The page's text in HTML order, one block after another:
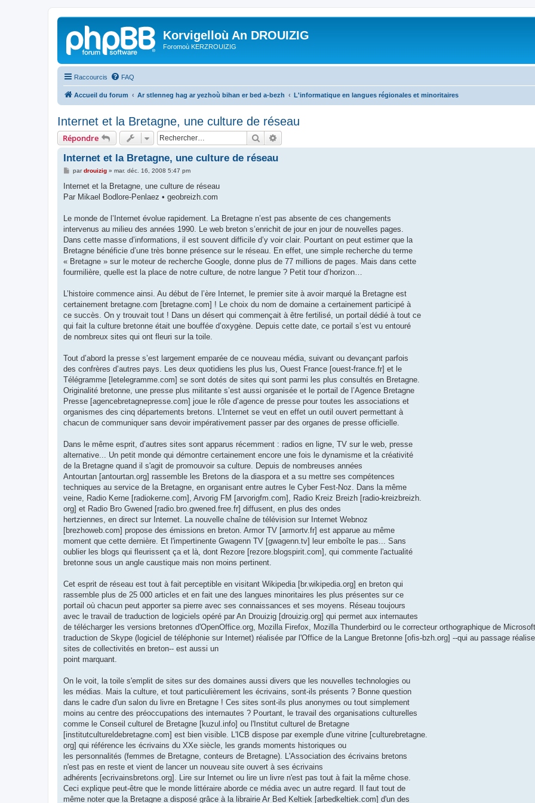
Korvigelloù An DROUIZIG
Foromoù KERZROUIZIG
Raccourcis FAQ
Accueil du forum Ar stlenneg hag ar yezhoù bihan er bed a-bezh L'informatique en langues régionales et minoritaires
Internet et la Bretagne, une culture de réseau
Répondre Rechercher
Internet et la Bretagne, une culture de réseau
M
s
a
pardrouizig» mar. déc. 16, 2008 5:47 pm
Internet et la Bretagne, une culture de réseau
Par Mikael Bodlore-Penlaez • geobreizh.com
Le monde de l’Internet évolue rapidement. La Bretagne n’est pas absente de ces changements
intervenus au milieu des années 1990. Le web breton s’enrichit de jour en jour de nouvelles pages.
Dans cette masse d’informations, il est souvent difficile d’y voir clair. Pourtant on peut estimer que la
Bretagne bénéficie d’une très bonne présence sur le réseau. En effet, une simple recherche du terme
« Bretagne » sur le moteur de recherche Google, donne plus de 77 millions de pages. Mais dans cette
fourmilière, quelle est la place de notre culture, de notre langue ? Petit tour d’horizon…
L’histoire commence ainsi. Au début de l’ère Internet, le premier site à avoir marqué la Bretagne est
certainement bretagne.com [bretagne.com] ! Le choix du nom de domaine a certainement participé à
ce succès. On y trouvait tout ! Dans un désert qui commençait à être fertilisé, un portail dédié à tout ce
qui fait la culture bretonne était une bouffée d’oxygène. Depuis cette date, ce portail s’est vu entouré
de nombreux sites qui ont fleuri sur la toile.
Tout d’abord la presse s’est largement emparée de ce nouveau média, suivant ou devançant parfois
des confrères d’autres pays. Les deux quotidiens les plus lus, Ouest France [ouest-france.fr] et le
Télégramme [letelegramme.com] se sont dotés de sites qui sont parmi les plus consultés en Bretagne.
Originalité bretonne, une presse plus militante s’est aussi organisée et le portail de l’Agence Bretagne
Presse [agencebretagnepresse.com] joue le rôle d’agence de presse pour toutes les associations et
organismes des cinq départements bretons. L’Internet se veut en effet un outil ouvert permettant à
chacun de communiquer sans devoir impérativement passer par des organes de presse officielle.
Dans le même esprit, d’autres sites sont apparus récemment : radios en ligne, TV sur le web, presse
alternative... Un petit monde qui démontre certainement encore une fois le dynamisme et la créativité
de la Bretagne quand il s'agit de promouvoir sa culture. Depuis de nombreuses années
Antourtan [antourtan.org] rassemble les Bretons de la diaspora et a su mettre ses compétences
techniques au service de la Bretagne, en organisant entre autres le Cyber Fest-Noz. Dans la même
veine, Radio Kerne [radiokerne.com], Arvorig FM [arvorigfm.com], Radio Kreiz Breizh [radio-kreizbreizh.
org] et Radio Bro Gwened [radio.bro.gwened.free.fr] diffusent, en plus des ondes
hertziennes, en direct sur Internet. La nouvelle chaîne de télévision sur Internet Webnoz
[brezhoweb.com] propose des émissions en breton. Armor TV [armortv.fr] est apparue au même
moment que cette dernière. Et l'impertinente Gwagenn TV [gwagenn.tv] leur emboîte le pas... Sans
oublier les blogs qui fleurissent ça et là, dont Rezore [rezore.blogspirit.com], qui commente l'actualité
bretonne sous un angle caustique mais non moins pertinent.
Cet esprit de réseau est tout à fait perceptible en visitant Wikipedia [br.wikipedia.org] en breton qui
rassemble plus de 25 000 articles et en fait une des langues minoritaires les plus présentes sur ce
portail où chacun peut apporter sa pierre avec ses connaissances et ses moyens. Réseau toujours
avec le travail de traduction de logiciels opéré par An Drouizig [drouizig.org] qui permet aux internautes
de télécharger les versions bretonnes d'OpenOffice.org, Mozilla Firefox, Mozilla Thunderbird ou le correcteur orthographique de
traduction de Skype (logiciel de téléphonie sur Internet) réalisée par l'Office de la Langue Bretonne [ofis-bzh.org] --qui au passage
sites de collectivités en breton-- est aussi un
point marquant.
On le voit, la toile s'emplit de sites sur des domaines aussi divers que les nouvelles technologies ou
les médias. Mais la culture, et tout particulièrement les écrivains, sont-ils présents ? Bonne question
dans le cadre d'un salon du livre en Bretagne ! Ces sites sont-ils plus anonymes ou tout simplement
moins au centre des préoccupations des internautes ? Pourtant, le travail des organisations culturelles
comme le Conseil culturel de Bretagne [kuzul.info] ou l'Institut culturel de Bretagne
[institutcultureldebretagne.com] est bien visible. L'ICB dispose par exemple d'une vitrine [culturebretagne.
org] qui référence les écrivains du XXe siècle, les grands moments historiques ou
les personnalités (femmes de Bretagne, conteurs de Bretagne). L'Association des écrivains bretons
n'est pas en reste et vient de lancer un nouveau site ouvert à ses écrivains
adhérents [ecrivainsbretons.org]. Lire sur Internet ou lire un livre n'est pas tout à fait la même chose.
Ceci explique peut-être que le monde littéraire aborde ce média avec un autre regard. Il faut tout de
même noter que la Bretagne a disposé grâce à la librairie Ar Bed Keltiek [arbedkeltiek.com] d'un des